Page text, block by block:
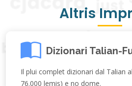
Altris
Dizionari Talian-
Il plui complet dizionari dal Talian
76.000 lemis) e no dome.